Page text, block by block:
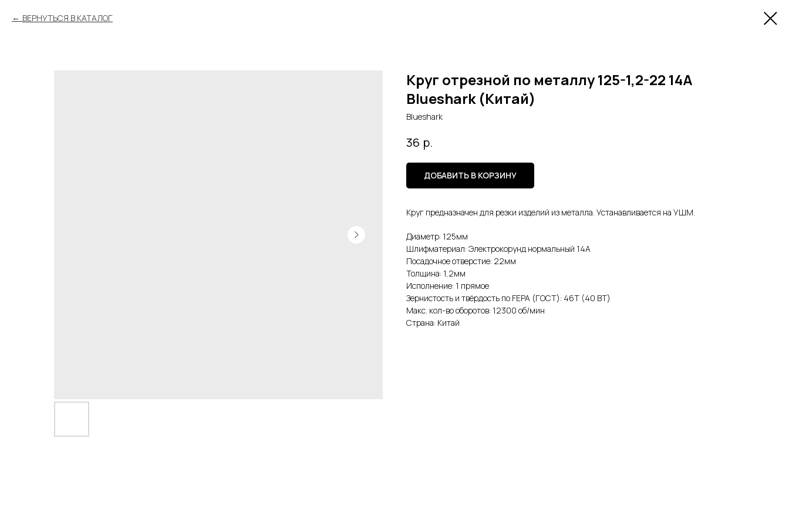
ВЕРНУТЬСЯ В КАТАЛОГ
Круг отрезной по металлу 125-1,2-22 14А
Blueshark (Китай)
Blueshark
36 р.
ДОБАВИТЬ В КОРЗИНУ
Круг предназначен для резки изделий из металла. Устанавливается на УШМ.
Диаметр: 125мм
Шлифматериал: Электрокорунд нормальный 14А
Посадочное отверстие: 22мм
Толщина: 1,2мм
Исполнение: 1 прямое
Зернистость и твёрдость по FEPA (ГОСТ): 46Т (40 ВТ)
Макс. кол-во оборотов: 12300 об/мин
Страна: Китай